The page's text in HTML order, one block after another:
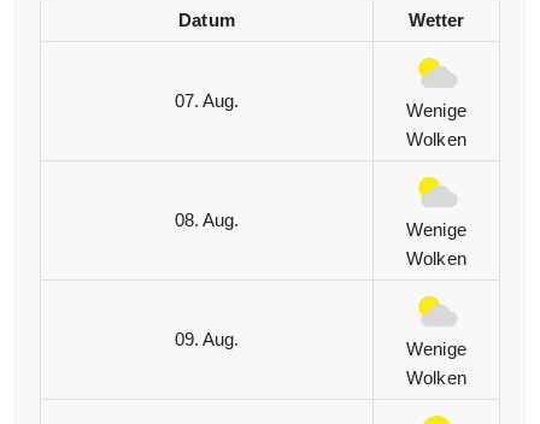
Datum Wetter
07. Aug.
Wenige
Wolken
08. Aug.
Wenige
Wolken
09. Aug.
Wenige
Wolken